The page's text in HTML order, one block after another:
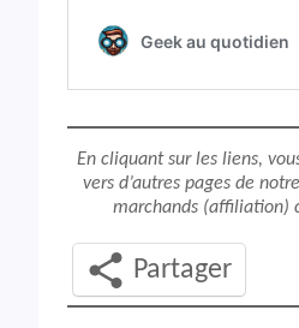
En cliquant sur les liens,
vers d’autres pages de
marchands (affiliation)
Partager